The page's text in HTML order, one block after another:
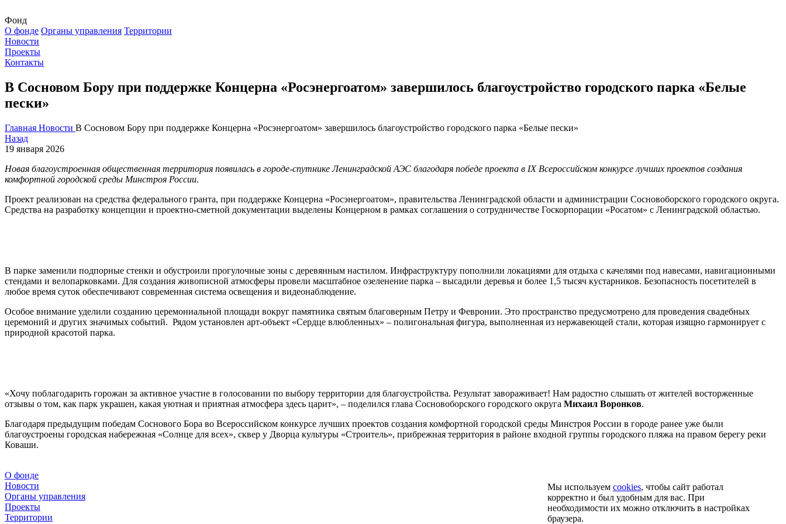
Фонд
О фонде Органы управления Территории
Новости
Проекты
Контакты
В Сосновом Бору при поддержке Концерна «Росэнергоатом» завершилось благоустройство городского парка «Белые
пески»
Главная Новости В Сосновом Бору при поддержке Концерна «Росэнергоатом» завершилось благоустройство городского парка «Белые пески»
Назад
19 января 2026
Новая благоустроенная общественная территория появилась в городе-спутнике Ленинградской АЭС благодаря победе проекта в IX Всероссийском конкурсе лучших проектов создания
комфортной городской среды Минстроя России.
Проект реализован на средства федерального гранта, при поддержке Концерна «Росэнергоатом», правительства Ленинградской области и администрации Сосновоборского городского округа.
Средства на разработку концепции и проектно-сметной документации выделены Концерном в рамках соглашения о сотрудничестве Госкорпорации «Росатом» с Ленинградской областью.
В парке заменили подпорные стенки и обустроили прогулочные зоны с деревянным настилом. Инфраструктуру пополнили локациями для отдыха с качелями под навесами, навигационными
стендами и велопарковками. Для создания живописной атмосферы провели масштабное озеленение парка – высадили деревья и более 1,5 тысяч кустарников. Безопасность посетителей в
любое время суток обеспечивают современная система освещения и видеонаблюдение.
Особое внимание уделили созданию церемониальной площади вокруг памятника святым благоверным Петру и Февронии. Это пространство предусмотрено для проведения свадебных
церемоний и других значимых событий. Рядом установлен арт-объект «Сердце влюбленных» – полигональная фигура, выполненная из нержавеющей стали, которая изящно гармонирует с
природной красотой парка.
«Хочу поблагодарить горожан за активное участие в голосовании по выбору территории для благоустройства. Результат завораживает! Нам радостно слышать от жителей восторженные
отзывы о том, как парк украшен, какая уютная и приятная атмосфера здесь царит», – поделился глава Сосновоборского городского округа Михаил Воронков.
Благодаря предыдущим победам Соснового Бора во Всероссийском конкурсе лучших проектов создания комфортной городской среды Минстроя России в городе ранее уже были
благоустроены городская набережная «Солнце для всех», сквер у Дворца культуры «Строитель», прибрежная территория в районе входной группы городского пляжа на правом берегу реки
Коваши.
О фонде
Новости
Органы управления
Проекты
Территории
Мы используем cookies, чтобы сайт работал
корректно и был удобным для вас. При
необходимости их можно отключить в настройках
браузера.